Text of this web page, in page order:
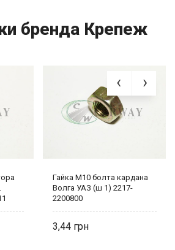
бренда Крепеж
Гайка М10 болта кардана
Волга УАЗ (ш 1) 2217-
2200800
3,44